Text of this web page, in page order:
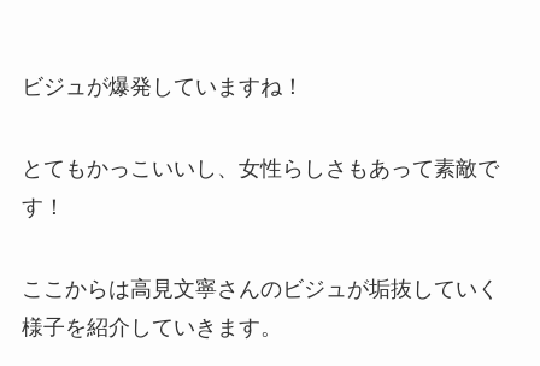
ビジュが爆発していますね！
とてもかっこいいし、女性らしさもあって素敵で
す！
ここからは高見文寧さんのビジュが垢抜していく
様子を紹介していきます。